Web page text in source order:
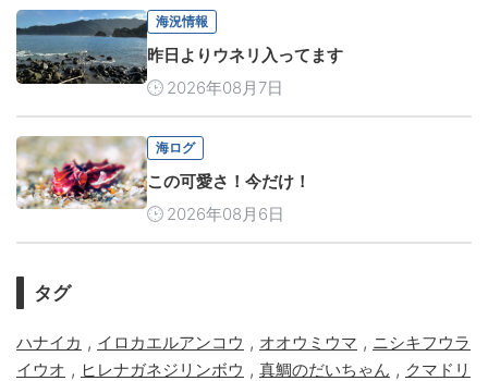
海況情報
昨日よりウネリ入ってます
2026年08月7日
海ログ
この可愛さ！今だけ！
2026年08月6日
タグ
ハナイカ , イロカエルアンコウ , オオウミウマ , ニシキフウラ
イウオ , ヒレナガネジリンボウ , 真鯛のだいちゃん , クマドリ